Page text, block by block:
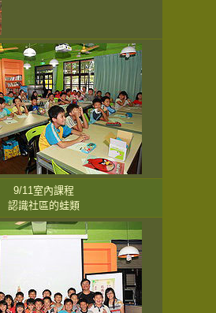
9/11室內課程
認識社區的蛙類